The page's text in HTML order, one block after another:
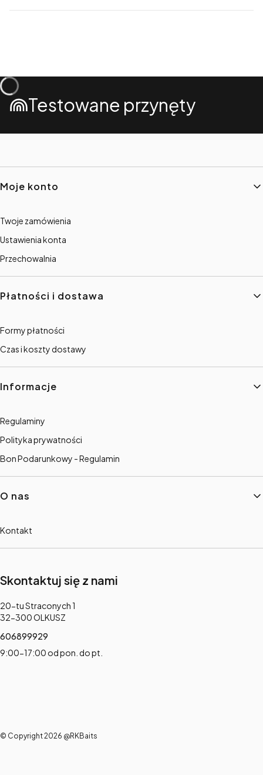
Testowane przynęty
Linki w stopce
Moje konto
Twoje zamówienia
Ustawienia konta
Przechowalnia
Płatności i dostawa
Formy płatności
Czas i koszty dostawy
Informacje
Regulaminy
Polityka prywatności
Bon Podarunkowy - Regulamin
O nas
Kontakt
Skontaktuj się z nami
Adres:
20-tu Straconych 1
32-300 OLKUSZ
606899929
9:00-17:00 od pon. do pt.
© Copyright 2026 @RKBaits